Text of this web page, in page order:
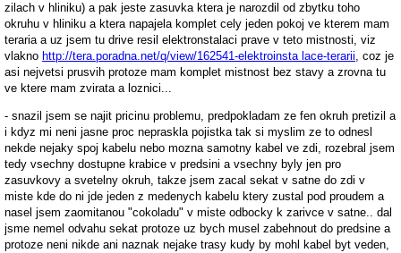
zilach v hliniku) a pak jeste zasuvka ktera je narozdil od zbytku toho
okruhu v hliniku a ktera napajela komplet cely jeden pokoj ve kterem mam
teraria a uz jsem tu drive resil elektronstalaci prave v teto mistnosti, viz
vlakno http://tera.poradna.net/q/view/162541-elektroinsta lace-terarii, coz je
asi nejvetsi prusvih protoze mam komplet mistnost bez stavy a zrovna tu
ve ktere mam zvirata a loznici...
- snazil jsem se najit pricinu problemu, predpokladam ze fen okruh pretizil a
i kdyz mi neni jasne proc nepraskla pojistka tak si myslim ze to odnesl
nekde nejaky spoj kabelu nebo mozna samotny kabel ve zdi, rozebral jsem
tedy vsechny dostupne krabice v predsini a vsechny byly jen pro
zasuvkovy a svetelny okruh, takze jsem zacal sekat v satne do zdi v
miste kde do ni jde jeden z medenych kabelu ktery zustal pod proudem a
nasel jsem zaomitanou "cokoladu" v miste odbocky k zarivce v satne.. dal
jsme nemel odvahu sekat protoze uz bych musel zabehnout do predsine a
protoze neni nikde ani naznak nejake trasy kudy by mohl kabel byt veden,